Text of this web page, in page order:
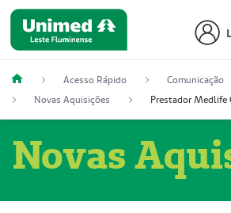
Acesso Rápido
Comunicação
Novas Aquisições
Novas